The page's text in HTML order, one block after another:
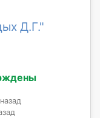
Д.Г."